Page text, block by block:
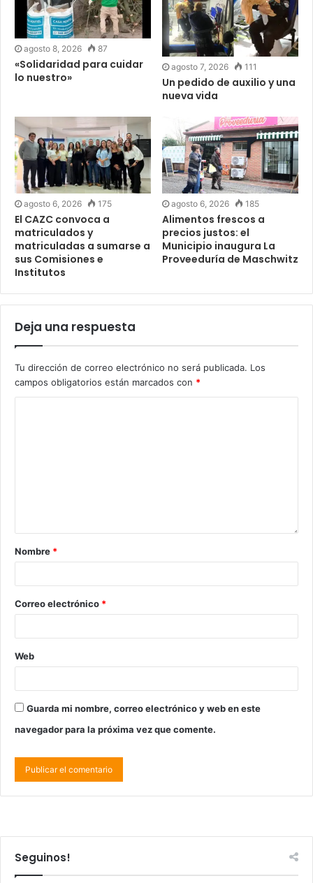
agosto 8, 2026 87
«Solidaridad para cuidar
lo nuestro»
agosto 7, 2026 111
Un pedido de auxilio y una
nueva vida
agosto 6, 2026 175
El CAZC convoca a
matriculados y
matriculadas a sumarse a
sus Comisiones e
Institutos
agosto 6, 2026 185
Alimentos frescos a
precios justos: el
Municipio inaugura La
Proveeduría de Maschwitz
Deja una respuesta
Tu dirección de correo electrónico no será publicada. Los
campos obligatorios están marcados con *
Nombre *
Correo electrónico *
Web
Guarda mi nombre, correo electrónico y web en este
navegador para la próxima vez que comente.
Seguinos!